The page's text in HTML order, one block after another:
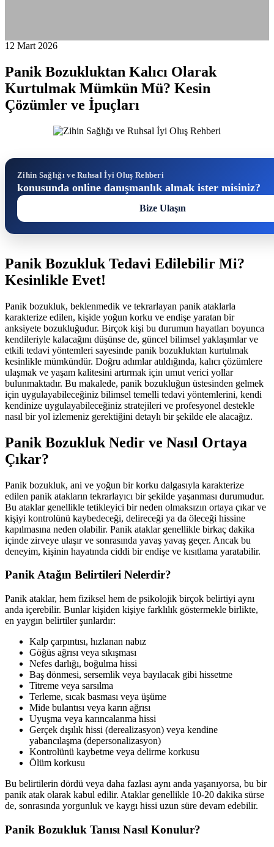
12 Mart 2026
Panik Bozukluktan Kalıcı Olarak
Kurtulmak Mümkün Mü? Kesin
Çözümler ve İpuçları
Zihin Sağlığı ve Ruhsal İyi Oluş Rehberi
konusunda online danışmanlık almak ister misiniz?
Bize Ulaşın
Panik Bozukluk Tedavi Edilebilir Mi?
Kesinlikle Evet!
Panik bozukluk, beklenmedik ve tekrarlayan panik ataklarla
karakterize edilen, kişide yoğun korku ve endişe yaratan bir
anksiyete bozukluğudur. Birçok kişi bu durumun hayatları boyunca
kendileriyle kalacağını düşünse de, güncel bilimsel yaklaşımlar ve
etkili tedavi yöntemleri sayesinde panik bozukluktan kurtulmak
kesinlikle mümkündür. Doğru adımlar atıldığında, kalıcı çözümlere
ulaşmak ve yaşam kalitesini artırmak için umut verici yollar
bulunmaktadır. Bu makalede, panik bozukluğun üstesinden gelmek
için uygulayabileceğiniz bilimsel temelli tedavi yöntemlerini, kendi
kendinize uygulayabileceğiniz stratejileri ve profesyonel destekle
nasıl bir yol izlemeniz gerektiğini detaylı bir şekilde ele alacağız.
Panik Bozukluk Nedir ve Nasıl Ortaya
Çıkar?
Panik bozukluk, ani ve yoğun bir korku dalgasıyla karakterize
edilen panik atakların tekrarlayıcı bir şekilde yaşanması durumudur.
Bu ataklar genellikle tetikleyici bir neden olmaksızın ortaya çıkar ve
kişiyi kontrolünü kaybedeceği, delireceği ya da öleceği hissine
kapılmasına neden olabilir. Panik ataklar genellikle birkaç dakika
içinde zirveye ulaşır ve sonrasında yavaş yavaş geçer. Ancak bu
deneyim, kişinin hayatında ciddi bir endişe ve kısıtlama yaratabilir.
Panik Atağın Belirtileri Nelerdir?
Panik ataklar, hem fiziksel hem de psikolojik birçok belirtiyi aynı
anda içerebilir. Bunlar kişiden kişiye farklılık göstermekle birlikte,
en yaygın belirtiler şunlardır:
Kalp çarpıntısı, hızlanan nabız
Göğüs ağrısı veya sıkışması
Nefes darlığı, boğulma hissi
Baş dönmesi, sersemlik veya bayılacak gibi hissetme
Titreme veya sarsılma
Terleme, sıcak basması veya üşüme
Mide bulantısı veya karın ağrısı
Uyuşma veya karıncalanma hissi
Gerçek dışılık hissi (derealizasyon) veya kendine
yabancılaşma (depersonalizasyon)
Kontrolünü kaybetme veya delirme korkusu
Ölüm korkusu
Bu belirtilerin dördü veya daha fazlası aynı anda yaşanıyorsa, bu bir
panik atak olarak kabul edilir. Ataklar genellikle 10-20 dakika sürse
de, sonrasında yorgunluk ve kaygı hissi uzun süre devam edebilir.
Panik Bozukluk Tanısı Nasıl Konulur?